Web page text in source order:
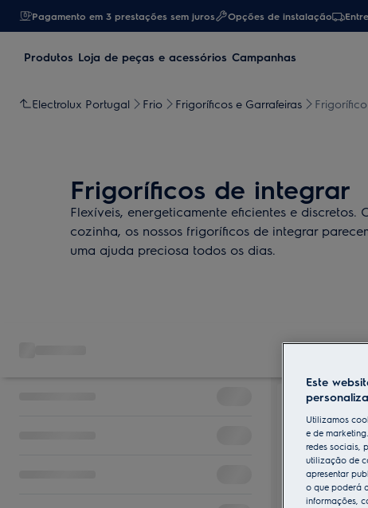
Pagamento em 3 prestações sem juros Opções de instalação
Produtos Loja de peças e acessórios Campanhas
Electrolux Portugal Frio Frigoríficos e Garrafeiras
Frigoríficos de integrar
Flexíveis, energeticamente eficientes e discretos.
cozinha, os nossos frigoríficos de integrar
uma ajuda preciosa todos os dias.
Este
Utilizamos
e de
redes sociais,
utilização de
apresentar
o que poderá
informações,